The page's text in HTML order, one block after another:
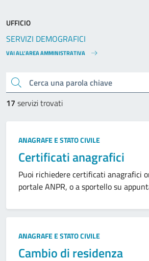
Cerca una parola chiave
17 servizi trovati
ANAGRAFE E STATO CIVILE
Certificati anagrafici
Puoi richiedere certificati anagrafici
portale ANPR, o a sportello su
ANAGRAFE E STATO CIVILE
Cambio di residenza
UFFICIO
SERVIZI DEMOGRAFICI
VAI ALL’AREA AMMINISTRATIVA